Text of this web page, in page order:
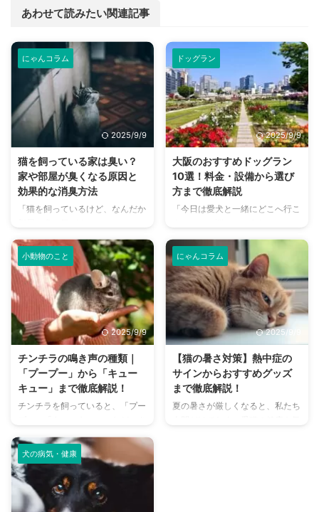
あわせて読みたい関連記事
にゃんコラム
2025/9/9
猫を飼っている家は臭い？
家や部屋が臭くなる原因と
効果的な消臭方法
「猫を飼っているけど、なんだか
悩みはありませんか？猫との暮ら
しは幸せで満ちていますが、独特
のにおいが気になるという飼い主
さんは少なくありません。 特
に、来客時などは「うちのにお
い、大丈夫かな？」と不安に感じ
てしまうこともあるでしょう。
この記事では、猫のにおいの原因
を根本から突き止め、トイレ、
体、部屋など、場所別に具体的な
消臭対策を徹底的に解説します。
さらに、猫と飼い主さん両方にと
って快適な消臭グッズの選び方ま
の情報を網羅的にご紹介します。
今 ...
ドッグラン
2025/9/9
大阪のおすすめドッグラン
10選！料金・設備から選び
方まで徹底解説
「今日は愛犬と一緒にどこへ行こ
か？大阪には、広大な敷地でのび
のびと遊べるドッグランから、都
心でアクセスしやすい便利な施設
まで、魅力的なドッグランがたく
さんあります。 しかし、「初め
てドッグランに行くから不安」
「どの施設が愛犬に合っているか
わからない」という方も多いので
はないでしょうか。 この記事で
は、大阪府内にある人気のドッグ
ランを厳選し、料金、広さ、利用
条件、設備など、気になる情報を
網羅的に解説します。 さらに、
小動物のこと
2025/9/9
チンチラの鳴き声の種類｜
「プープー」から「キュー
キュー」まで徹底解説！
チンチラを飼っていると、「プー
まざまな鳴き声が聞こえてくるこ
とがありますよね。 チンチラは
犬や猫のように鳴き声で感情を表
現するため、その鳴き声の意味を
理解することは、愛チンチラとの
関係を深める上で非常に大切で
にゃんコラム
2025/9/9
【猫の暑さ対策】熱中症の
サインからおすすめグッズ
まで徹底解説！
夏の暑さが厳しくなると、私たち
犬の病気・健康